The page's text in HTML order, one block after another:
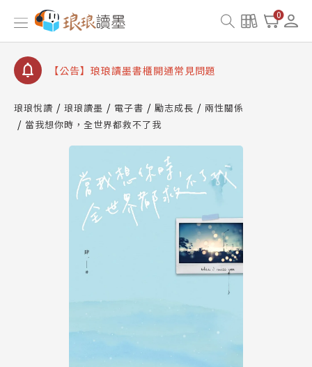
0
【公告】琅琅讀墨數位閱讀資產合併與書櫃開通申請
【公告】琅琅讀墨書櫃開通常見問題
【公告】琅琅讀墨 3 分鐘完成書櫃開通與資產合併申
請圖文教學
查詢
【公告】琅琅讀墨數位閱讀資產合併與書櫃開通申請
琅琅悅讀 琅琅讀墨 電子書 勵志成長
兩性關係
當我想你時，全世界都救不了我